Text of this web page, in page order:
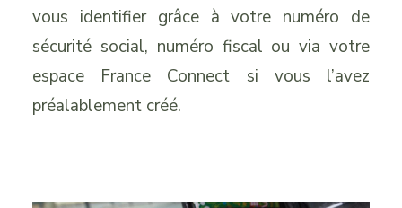
vous identifier grâce à votre numéro de
sécurité social, numéro fiscal ou via votre
espace France Connect si vous l’avez
préalablement créé.